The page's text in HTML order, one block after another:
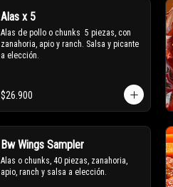
Alas x 5
Alas de pollo o chunks  5 piezas, con
zanahoria, apio y ranch. Salsa y picante
a elección.
$26.900
Bw Wings Sampler
Alas o chunks, 40 piezas, zanahoria,
apio, ranch y salsa a elección.